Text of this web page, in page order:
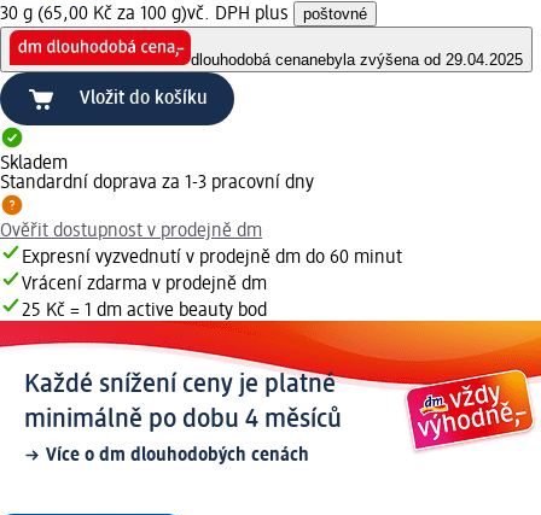
30 g (65,00 Kč za 100 g)vč. DPH plus poštovné
dlouhodobá cenanebyla zvýšena od 29.04.2025
Vložit do košíku
Skladem
Standardní doprava za 1-3 pracovní dny
Ověřit dostupnost v prodejně dm
Expresní vyzvednutí v prodejně dm do 60 minut
Vrácení zdarma v prodejně dm
25 Kč = 1 dm active beauty bod
Každé snížení ceny je platné
minimálně po dobu 4 měsíců
Více o dm dlouhodobých cenách